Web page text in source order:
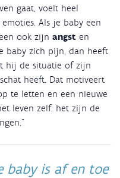
gaat, voelt heel
Als je baby een
ook zijn angst en
baby zich pijn, dan heeft
hij de situatie of zijn
heeft. Dat motiveert
te letten en een nieuwe
leven zelf: het zijn de
is af en toe